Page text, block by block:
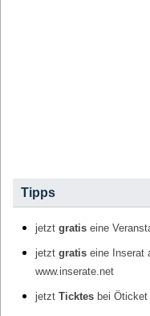
Tipps
jetzt gratis eine
jetzt gratis eine Inserat
www.inserate.net
jetzt Ticktes bei